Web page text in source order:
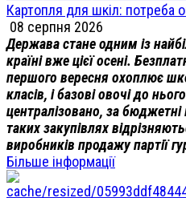
Картопля для шкіл: потреба
08 серпня 2026
Держава стане одним із
країні вже цієї осені.
першого вересня охоплює
класів, і базові овочі до
централізовано, за
таких закупівлях
виробників продажу партії
Більше інформації